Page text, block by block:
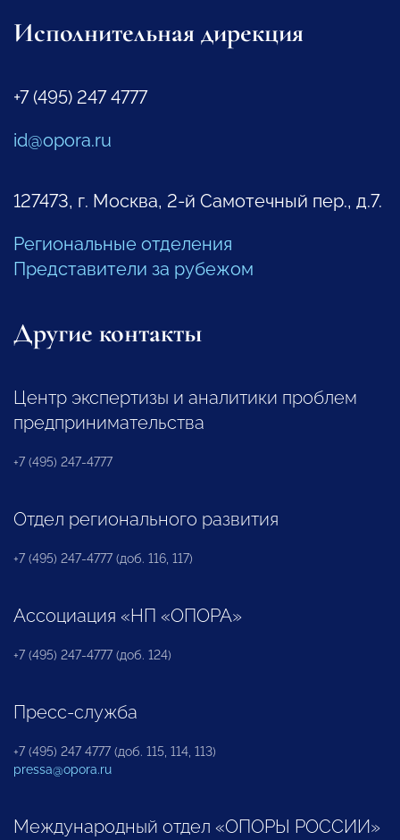
Исполнительная дирекция
+7 (495) 247 4777
id@opora.ru
127473, г. Москва, 2-й Самотечный пер., д.7.
Региональные отделения
Представители за рубежом
Другие контакты
Центр экспертизы и аналитики проблем
предпринимательства
+7 (495) 247-4777
Отдел регионального развития
+7 (495) 247-4777 (доб. 116, 117)
Ассоциация «НП «ОПОРА»
+7 (495) 247-4777 (доб. 124)
Пресс-служба
+7 (495) 247 4777 (доб. 115, 114, 113)
pressa@opora.ru
Международный отдел «ОПОРЫ РОССИИ»